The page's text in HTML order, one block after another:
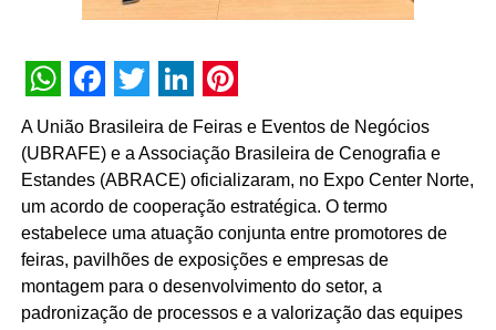
as diversas belezas das mulheres nordestinas, quem de
fato faz o São João brilhar. Para Seda, elas são as
personagens centrais da história, e nosso objetivo é
exaltar a beleza local e o valor da cultura regional. Como
a maior marca de cabelos do Brasil, queremos levar o
valor dessa cultura para pessoas de outras regiões do
Brasil também.”
conta Isabela Albuquerque, gerente de
marketing de Seda Boom.
TÓPICOS RELACIONADOS: DESTAQUE
WhatsApp
Facebook
Twitter
LinkedIn
Pinterest
A União Brasileira de Feiras e Eventos de Negócios
(UBRAFE) e a Associação Brasileira de Cenografia e
Estandes (ABRACE) oficializaram, no Expo Center Norte,
um acordo de cooperação estratégica. O termo
estabelece uma atuação conjunta entre promotores de
feiras, pavilhões de exposições e empresas de
montagem para o desenvolvimento do setor, a
padronização de processos e a valorização das equipes